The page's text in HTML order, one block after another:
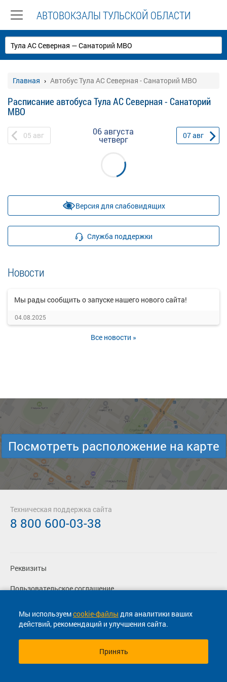
АВТОВОКЗАЛЫ ТУЛЬСКОЙ ОБЛАСТИ
Главная Автобус Тула АС Северная - Санаторий МВО
Расписание автобуса Тула АС Северная - Санаторий
МВО
05 авг 06 августа
четверг 07авг
Версия для слабовидящих
Служба поддержки
Новости
Мы рады сообщить о запуске нашего нового сайта!
04.08.2025
Все новости »
Мы используемcookie-файлы для аналитики ваших
действий, рекомендаций и улучшения сайта.
Принять
Посмотреть расположение на карте
Реквизиты
Пользовательское соглашение
Политика конфиденциальности
Согласие на маркетинговые сообщения
Техническая поддержка сайта
8 800 600-03-38
© 2013-2026, ООО "Капитал"- Онлайн сервис продажи